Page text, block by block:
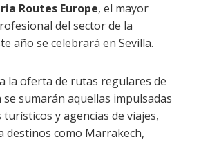
Routes Europe, el mayor
del sector de la
año se celebrará en Sevilla.
la oferta de rutas regulares de
sumarán aquellas impulsadas
y agencias de viajes,
destinos como Marrakech,